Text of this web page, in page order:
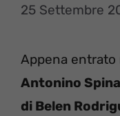
25 Settembre
Appena entrato
Antonino
di Belen